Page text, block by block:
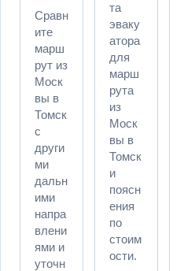
Сравн
ите
марш
рут из
Моск
вы в
Томск
с
други
ми
дальн
ими
напра
влени
ями и
уточн
та
эваку
атора
для
марш
рута
из
Моск
вы в
Томск
и
поясн
ения
по
стоим
ости.